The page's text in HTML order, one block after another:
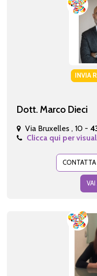
INVIA
Dott. Marco Dieci
Via Bruxelles , 10 -
Clicca qui per